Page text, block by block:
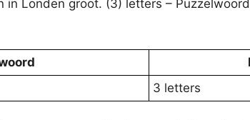
in Londen groot. (3) letters –
3 letters